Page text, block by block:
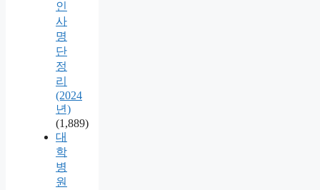
인
사
명
단
정
리
(2024
년)
(1,889)
대
학
병
원